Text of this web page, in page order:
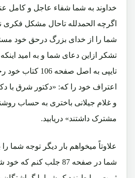
خداوند به شما شفاء عاجل و کامل
اگرچه الحمدلله تاحال مشکل فکری
شما را از خدای بزرگ درحق خود
تشکر ازاین دعای شما و به امید اینکه
تایپی به اصل صفحه
اعتراف خود را که: «دکتور شرق با
و غلام جیلانی باختری به حساب
مشترک داشتند» دریابید.
علاوتاً میخواهم بار دیگر توجه شما
شما در صفحه 87 جلب کنم